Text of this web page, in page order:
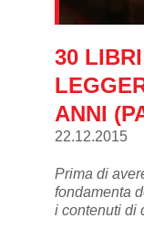
30
ANNI
22.12.2015
Prima di
fondamenta
i contenuti di